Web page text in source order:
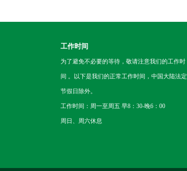
工作时间
为了避免不必要的等待，敬请注意我们的工作时
间 。以下是我们的正常工作时间，中国大陆法定
节假日除外。
工作时间：周一至周五 早8：30-晚6：00
周日、周六休息